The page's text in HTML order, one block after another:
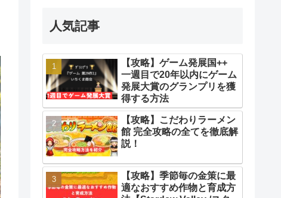
人気記事
【攻略】ゲーム発展国++
一週目で20年以内にゲーム
発展大賞のグランプリを獲
得する方法
【攻略】こだわりラーメン
館 完全攻略の全てを徹底解
説！
【攻略】季節毎の金策に最
適なおすすめ作物と育成方